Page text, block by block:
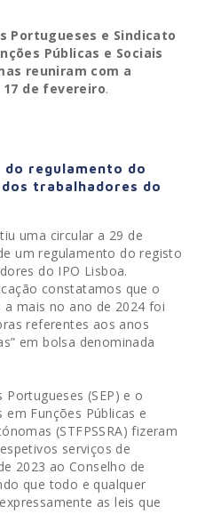
Portugueses e Sindicato
Públicas e Sociais
reuniram com a
de fevereiro.
regulamento do
trabalhadores do
uma circular a 29 de
um regulamento do registo
do IPO Lisboa.
constatamos que o
a mais no ano de 2024 foi
referentes aos anos
em bolsa denominada
(SEP) e o
Funções Públicas e
(STFPSSRA) fizeram
serviços de
2023 ao Conselho de
que todo e qualquer
as leis que